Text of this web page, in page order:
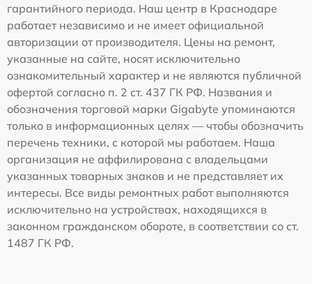
гарантийного периода. Наш центр в Краснодаре
работает независимо и не имеет официальной
авторизации от производителя. Цены на ремонт,
указанные на сайте, носят исключительно
ознакомительный характер и не являются публичной
офертой согласно п. 2 ст. 437 ГК РФ. Названия и
обозначения торговой марки Gigabyte упоминаются
только в информационных целях — чтобы обозначить
перечень техники, с которой мы работаем. Наша
организация не аффилирована с владельцами
указанных товарных знаков и не представляет их
интересы. Все виды ремонтных работ выполняются
исключительно на устройствах, находящихся в
законном гражданском обороте, в соответствии со ст.
1487 ГК РФ.